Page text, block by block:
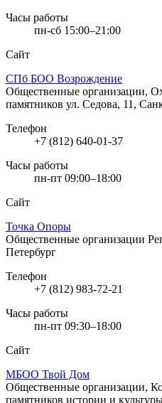
Часы работы
пн-сб 15:00–21:00
Сайт
СПб БОО Возрождение
Общественные организации,
памятников ул. Седова, 11,
Телефон
+7 (812) 640-01-37
Часы работы
пн-пт 09:00–18:00
Сайт
Точка Опоры
Общественные организации
Петербург
Телефон
+7 (812) 983-72-21
Часы работы
пн-пт 09:30–18:00
Сайт
МБОО Твой Дом
Общественные организации,
памятников истории и